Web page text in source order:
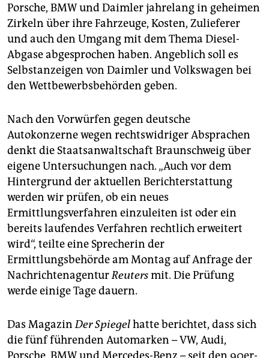
Porsche, BMW und Daimler jahrelang in geheimen
Zirkeln über ihre Fahrzeuge, Kosten, Zulieferer
und auch den Umgang mit dem Thema Diesel-
Abgase abgesprochen haben. Angeblich soll es
Selbstanzeigen von Daimler und Volkswagen bei
den Wettbewerbsbehörden geben.
Nach den Vorwürfen gegen deutsche
Autokonzerne wegen rechtswidriger Absprachen
denkt die Staatsanwaltschaft Braunschweig über
eigene Untersuchungen nach. „Auch vor dem
Hintergrund der aktuellen Berichterstattung
werden wir prüfen, ob ein neues
Ermittlungsverfahren einzuleiten ist oder ein
bereits laufendes Verfahren rechtlich erweitert
wird“, teilte eine Sprecherin der
Ermittlungsbehörde am Montag auf Anfrage der
NachrichtenagenturReutersmit. Die Prüfung
werde einige Tage dauern.
Das MagazinDer Spiegelhatte berichtet, dass sich
die fünf führenden Automarken – VW, Audi,